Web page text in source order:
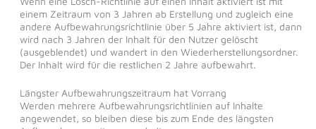
einem Zeitraum von 3 Jahren ab Erstellung und zugleich eine
andere Aufbewahrungsrichtlinie über 5 Jahre aktiviert ist, dann
wird nach 3 Jahren der Inhalt für den Nutzer gelöscht
(ausgeblendet) und wandert in den Wiederherstellungsordner.
Der Inhalt wird für die restlichen 2 Jahre aufbewahrt.
Längster Aufbewahrungszeitraum hat Vorrang
Werden mehrere Aufbewahrungsrichtlinien auf Inhalte
angewendet, so bleiben diese bis zum Ende des längsten